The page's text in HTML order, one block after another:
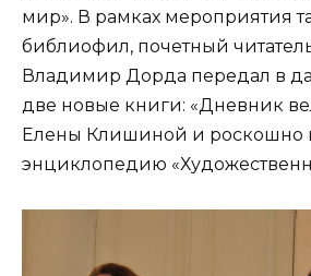
мир». В рамках мероприятия
библиофил, почетный
Владимир Дорда передал в
две новые книги: «Дневник
Елены Клишиной и роскошно
энциклопедию